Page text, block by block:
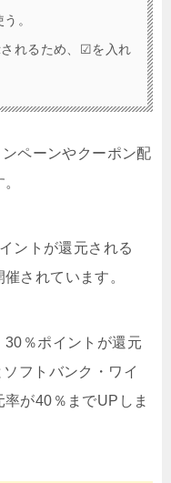
。
れるため、☑を入れ
ペーンやクーポン配
ントが還元される
されています。
％ポイントが還元
フトバンク・ワイ
が40％までUPしま